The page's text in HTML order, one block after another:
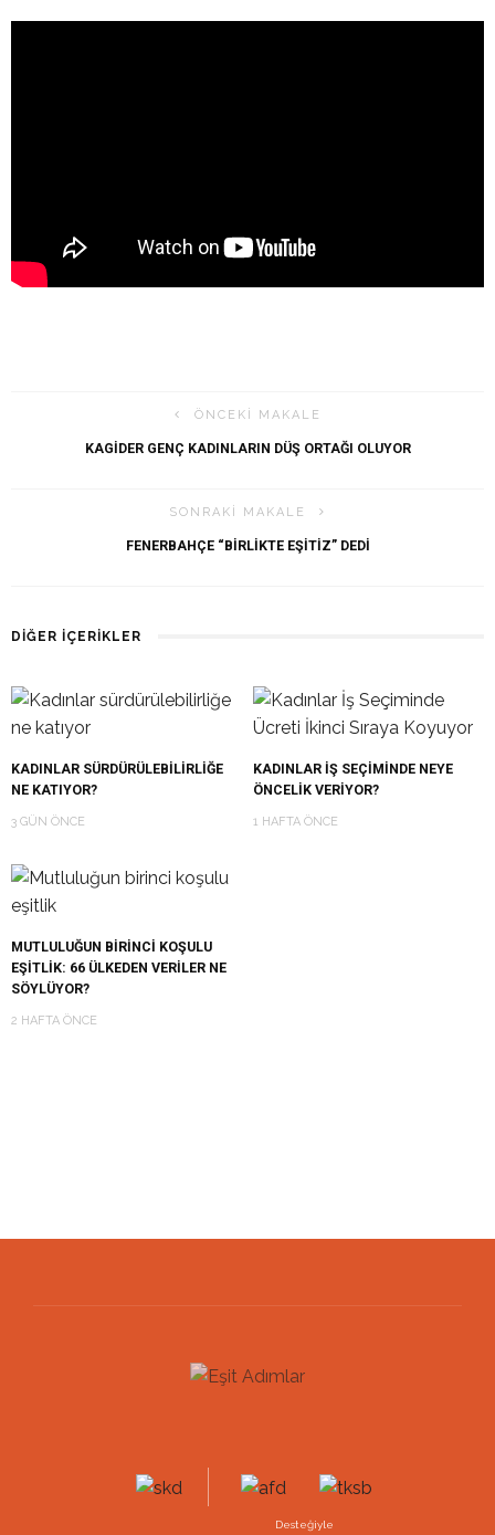
ÖNCEKI MAKALE
KAGİDER GENÇ KADINLARIN DÜŞ ORTAĞI OLUYOR
SONRAKI MAKALE
FENERBAHÇE “BİRLİKTE EŞİTİZ” DEDİ
DIĞER İÇERIKLER
KADINLAR SÜRDÜRÜLEBILIRLIĞE
NE KATIYOR?
3 GÜN ÖNCE
KADINLAR IŞ SEÇIMINDE NEYE
ÖNCELIK VERIYOR?
1 HAFTA ÖNCE
MUTLULUĞUN BIRINCI KOŞULU
EŞITLIK: 66 ÜLKEDEN VERILER NE
SÖYLÜYOR?
2 HAFTA ÖNCE
Desteğiyle